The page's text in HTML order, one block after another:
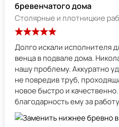
бревенчатого дома
Столярные и плотницкие
Долго искали исполнителя
венца в подвале дома. Николай Николаевич решил
нашу проблему. Аккуратно
не повредив труб,
новое быстро и
благодарность ему за